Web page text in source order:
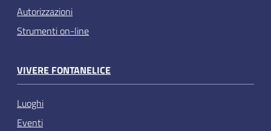
Autorizzazioni
Strumenti on-line
VIVERE FONTANELICE
Luoghi
Eventi